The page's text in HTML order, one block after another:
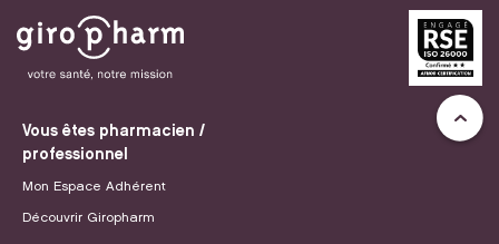
Vous êtes pharmacien /
professionnel
Mon Espace Adhérent
Découvrir Giropharm